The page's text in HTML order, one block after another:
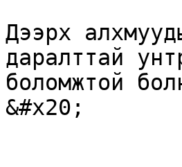
Дээрх
даралттай
боломжтой